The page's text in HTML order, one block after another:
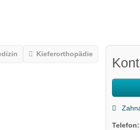
Kieferorthopädie
Telefon: